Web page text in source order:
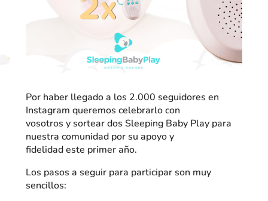
Por haber llegado a los 2.000 seguidores en
Instagram queremos celebrarlo con
vosotros y sortear dos Sleeping Baby Play para
nuestra comunidad por su apoyo y
fidelidad este primer año.
Los pasos a seguir para participar son muy
sencillos: